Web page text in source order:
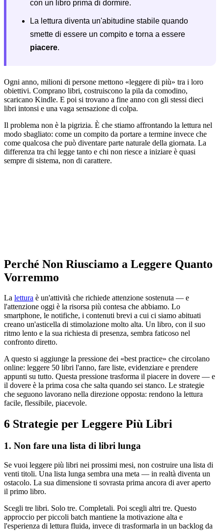
con un libro prima di dormire.
La lettura diventa un'abitudine stabile quando
smette di essere un compito e torna a essere
piacere.
Ogni anno, milioni di persone mettono «leggere di più» tra i loro
obiettivi. Comprano libri, costruiscono la pila da comodino,
scaricano Kindle. E poi si trovano a fine anno con gli stessi dieci
libri intonsi e una vaga sensazione di colpa.
Il problema non è la pigrizia. È che stiamo affrontando la lettura nel
modo sbagliato: come un compito da portare a termine invece che
come qualcosa che può diventare parte naturale della giornata. La
differenza tra chi legge tanto e chi non riesce a iniziare è quasi
sempre di sistema, non di carattere.
Perché Non Riusciamo a Leggere Quanto
Vorremmo
La lettura è un'attività che richiede attenzione sostenuta — e
l'attenzione oggi è la risorsa più contesa che abbiamo. Lo
smartphone, le notifiche, i contenuti brevi a cui ci siamo abituati
creano un'asticella di stimolazione molto alta. Un libro, con il suo
ritmo lento e la sua richiesta di presenza, sembra faticoso nel
confronto diretto.
A questo si aggiunge la pressione dei «best practice» che circolano
online: leggere 50 libri l'anno, fare liste, evidenziare e prendere
appunti su tutto. Questa pressione trasforma il piacere in dovere — e
il dovere è la prima cosa che salta quando sei stanco. Le strategie
che seguono lavorano nella direzione opposta: rendono la lettura
facile, flessibile, piacevole.
6 Strategie per Leggere Più Libri
1. Non fare una lista di libri lunga
Se vuoi leggere più libri nei prossimi mesi, non costruire una lista di
venti titoli. Una lista lunga sembra una meta — in realtà diventa un
ostacolo. La sua dimensione ti sovrasta prima ancora di aver aperto
il primo libro.
Scegli tre libri. Solo tre. Completali. Poi scegli altri tre. Questo
approccio per piccoli batch mantiene la motivazione alta e
l'esperienza di lettura fluida, invece di trasformarla in un backlog da